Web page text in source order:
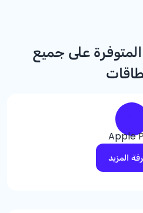
على جميع
Apple
المزيد